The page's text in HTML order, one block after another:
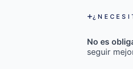
No es
seguir